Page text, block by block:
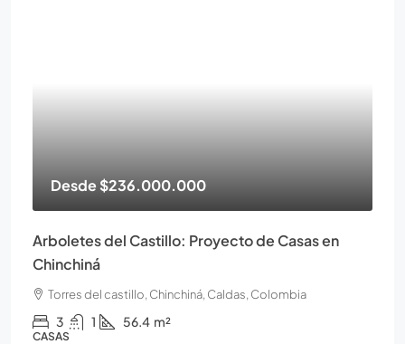
Desde$236.000.000
Arboletes del Castillo: Proyecto de Casas en
Chinchiná
Torres del castillo, Chinchiná, Caldas, Colombia
3 1 56.4 m²
CASAS